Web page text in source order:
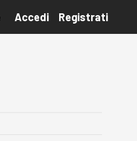
Accedi Registrati